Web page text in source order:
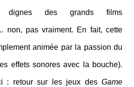
dignes des grands films
non, pas vraiment. En fait, cette
animée par la passion du
effets sonores avec la bouche).
: retour sur les jeux des Game